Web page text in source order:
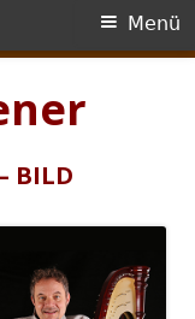
BILD
Menü